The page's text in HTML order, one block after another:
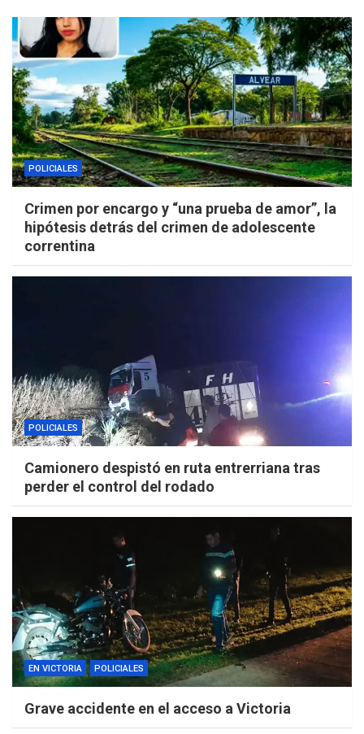
POLICIALES
Crimen por encargo y “una prueba de amor”, la
hipótesis detrás del crimen de adolescente
correntina
POLICIALES
Camionero despistó en ruta entrerriana tras
perder el control del rodado
EN VICTORIA POLICIALES
Grave accidente en el acceso a Victoria